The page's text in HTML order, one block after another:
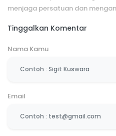
menjaga persatuan dan
Tinggalkan Komentar
Nama Kamu
Email